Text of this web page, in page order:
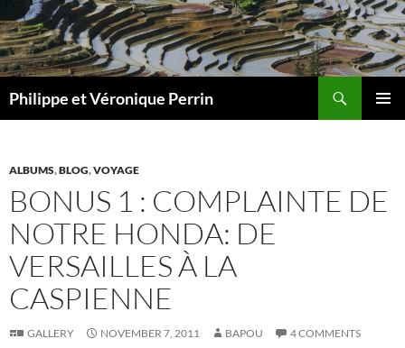
to
content
Philippe et Véronique Perrin
ALBUMS,BLOG,VOYAGE
BONUS 1 : COMPLAINTE DE
NOTRE HONDA: DE
VERSAILLES À LA
CASPIENNE
GALLERY NOVEMBER 7, 2011 BAPOU 4 COMMENTS